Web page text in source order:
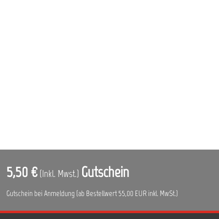
5,50 € (Inkl. Mwst.) Gutschein
Gutschein bei Anmeldung (ab Bestellwert 55,00 EUR inkl. MwSt.)